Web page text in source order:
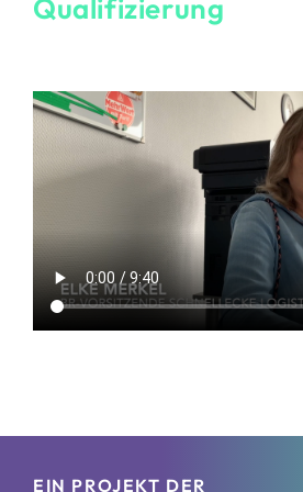
Qualifizierung
EIN PROJEKT DER